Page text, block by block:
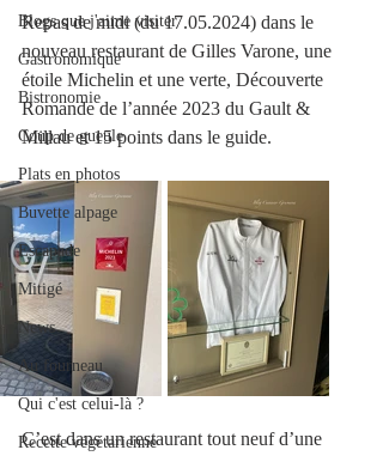
Blogs que j'aime visiter
Gastronomique
Bistronomie
Coup de gueule
Plats en photos
Buvette alpage
Escapade
Mitigé
News
Au fourneau
Qui c'est celui-là ?
Recette végétarienne
Repas de midi (du 17.05.2024) dans le
nouveau restaurant de Gilles Varone, une
étoile Michelin et une verte, Découverte
Romande de l’année 2023 du Gault &
Millau et 15 points dans le guide.
C’est dans un restaurant tout neuf d’une